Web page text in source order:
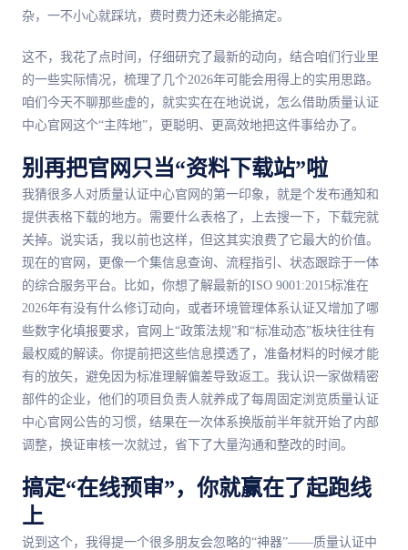
杂，一不小心就踩坑，费时费力还未必能搞定。
这不，我花了点时间，仔细研究了最新的动向，结合咱们行业里
的一些实际情况，梳理了几个2026年可能会用得上的实用思路。
咱们今天不聊那些虚的，就实实在在地说说，怎么借助质量认证
中心官网这个“主阵地”，更聪明、更高效地把这件事给办了。
别再把官网只当“资料下载站”啦
我猜很多人对质量认证中心官网的第一印象，就是个发布通知和
提供表格下载的地方。需要什么表格了，上去搜一下，下载完就
关掉。说实话，我以前也这样，但这其实浪费了它最大的价值。
现在的官网，更像一个集信息查询、流程指引、状态跟踪于一体
的综合服务平台。比如，你想了解最新的ISO 9001:2015标准在
2026年有没有什么修订动向，或者环境管理体系认证又增加了哪
些数字化填报要求，官网上“政策法规”和“标准动态”板块往往有
最权威的解读。你提前把这些信息摸透了，准备材料的时候才能
有的放矢，避免因为标准理解偏差导致返工。我认识一家做精密
部件的企业，他们的项目负责人就养成了每周固定浏览质量认证
中心官网公告的习惯，结果在一次体系换版前半年就开始了内部
调整，换证审核一次就过，省下了大量沟通和整改的时间。
搞定“在线预审”，你就赢在了起跑线
上
说到这个，我得提一个很多朋友会忽略的“神器”——质量认证中